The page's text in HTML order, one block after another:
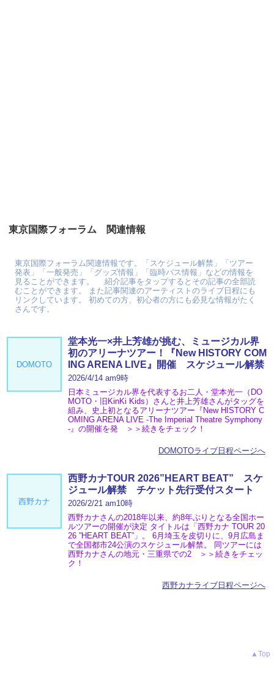
東京国際フォーラム 関連情報
東京国際フォーラム関連情報です。「スケジュール解禁」「ツアー
発表」「一般発売」「グッズ情報」「臨時バス情報」などの情報を
見ることができます。 紹介記事をタップするとその記事の全部読
むことができます。 また記事関連のアーティストのライブ日程にも
リンクしています。 初めての方、初心者の方にも必見な情報がたく
さんです。
DOMOTO
堂本光一×井上芳雄が挑む、ミュージカル界
初のアリーナツアー！『New HISTORY COM
ING ARENA LIVE』開催 スケジュール解禁
2026/4/14 am9時
日本ミュージカル界を代表するお二人・堂本光一（DO
MOTO・旧KinKi Kids）さんと井上芳雄さんがタッグを
組み、史上初となるアリーナツアー『New HISTORY C
OMING ARENA LIVE -The Imperial Theatre Symphony
-』の開催を発 ＞＞続きをチェック！
DOMOTOライブ日程ページへ
西野カナ
西野カナTOUR 2026”HEART BEAT” スケ
ジュール解禁 チケット先行受付スタート
2026/2/21 am10時
西野カナさんの2018年以来、約8年ぶりとなる全国ホー
ルツアーの開催が決定 タイトルは「西野カナ TOUR 20
26 ”HEART BEAT”」。 6月埼玉を皮切りに、9月広島ま
で全国都市24公演のスケジュール解禁。 同ツアーには
西野カナさんの地元・三重県での2 ＞＞続きをチェッ
ク！
西野カナライブ日程ページへ
▲Top